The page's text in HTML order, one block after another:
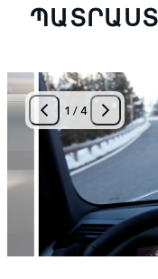
2 /4